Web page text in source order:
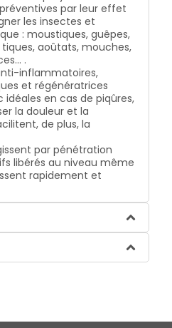
par leur effet
les insectes et
: moustiques, guêpes,
aoûtats, mouches,
.
inflammatoires,
et régénératrices
en cas de piqûres,
la douleur et la
de plus, la
par pénétration
libérés au niveau même
rapidement et